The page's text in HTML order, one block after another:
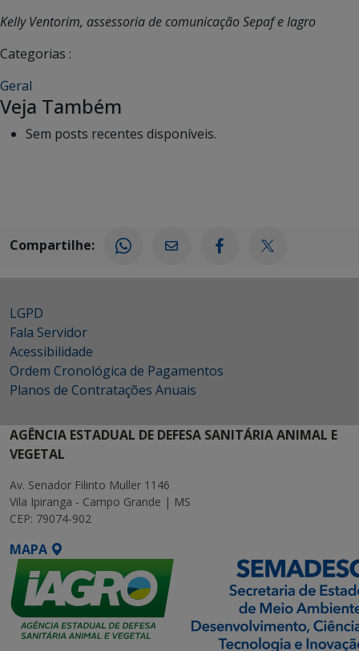
Kelly Ventorim, assessoria de comunicação Sepaf e Iagro
Categorias :
Geral
Veja Também
Sem posts recentes disponíveis.
Compartilhe:
LGPD
Fala Servidor
Acessibilidade
Ordem Cronológica de Pagamentos
Planos de Contratações Anuais
AGÊNCIA ESTADUAL DE DEFESA SANITÁRIA ANIMAL E
VEGETAL
Av. Senador Filinto Muller 1146
Vila Ipiranga - Campo Grande | MS
CEP: 79074-902
MAPA